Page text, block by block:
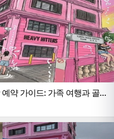
약 가이드: 가족 여행과 골